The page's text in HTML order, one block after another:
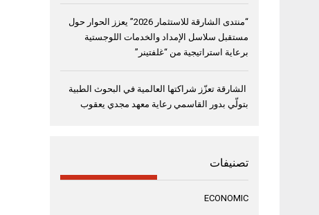
“منتدى الشارقة للاستثمار 2026” يعزز الحوار حول
مستقبل سلاسل الإمداد والخدمات اللوجستية
برعاية استراتيجية من “غلفتينر”
الشارقة تعزّز شراكتها العالمية في البحوث الطبية
بتولّي بدور القاسمي رعاية معهد مجدي يعقوب
تصنيفات
ECONOMIC